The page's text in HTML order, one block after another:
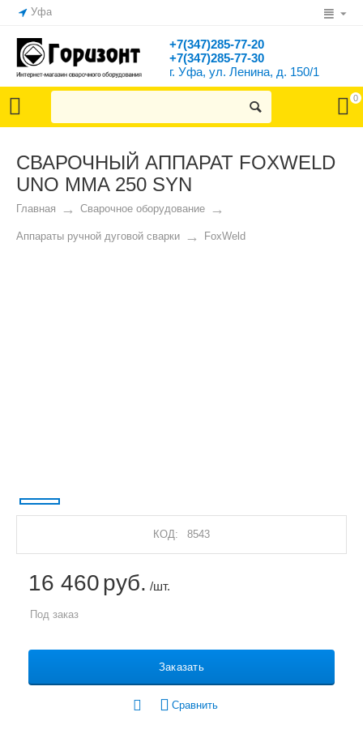
Уфа
+7(347)285-77-20
+7(347)285-77-30
г. Уфа, ул. Ленина, д. 150/1
0
СВАРОЧНЫЙ АППАРАТ FOXWELD
UNO MMA 250 SYN
Главная Сварочное оборудование
Аппараты ручной дуговой сварки FoxWeld
КОД: 8543
16 460руб. /шт.
Под заказ
Заказать
Сравнить